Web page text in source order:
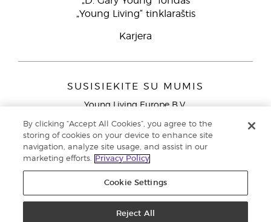
„Young Living“ tinklaraštis
Karjera
SUSISIEKITE SU MUMIS
Young Living Europe B.V.
9727 AJ Groningen
Klientų aptarnavimas (nemokami skambučiai iš laidinių
telefonų Lietuvoje)80030914
Privatumo politika
By clicking “Accept All Cookies”, you agree to the
storing of cookies on your device to enhance site
navigation, analyze site usage, and assist in our
marketing efforts.
Privacy Policy
Cookie Settings
Reject All